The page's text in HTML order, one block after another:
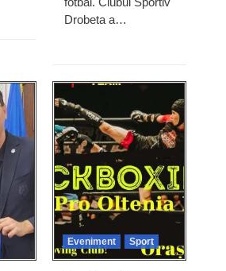
Drobeta a…
Eveniment Sport